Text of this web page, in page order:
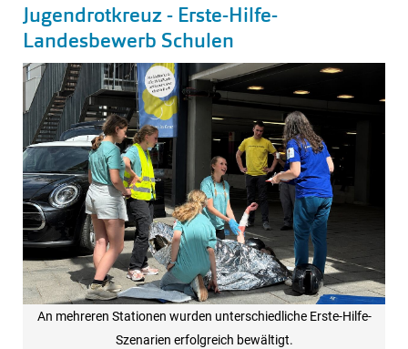
Jugendrotkreuz - Erste-Hilfe-
Landesbewerb Schulen
An mehreren Stationen wurden unterschiedliche Erste-Hilfe-
Szenarien erfolgreich bewältigt.